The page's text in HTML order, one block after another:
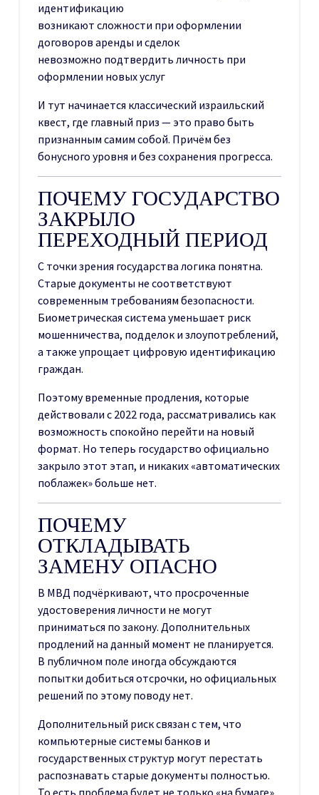
идентификацию
возникают сложности при оформлении
договоров аренды и сделок
невозможно подтвердить личность при
оформлении новых услуг
И тут начинается классический израильский
квест, где главный приз — это право быть
признанным самим собой. Причём без
бонусного уровня и без сохранения прогресса.
ПОЧЕМУ ГОСУДАРСТВО
ЗАКРЫЛО
ПЕРЕХОДНЫЙ ПЕРИОД
С точки зрения государства логика понятна.
Старые документы не соответствуют
современным требованиям безопасности.
Биометрическая система уменьшает риск
мошенничества, подделок и злоупотреблений,
а также упрощает цифровую идентификацию
граждан.
Поэтому временные продления, которые
действовали с 2022 года, рассматривались как
возможность спокойно перейти на новый
формат. Но теперь государство официально
закрыло этот этап, и никаких «автоматических
поблажек» больше нет.
ПОЧЕМУ
ОТКЛАДЫВАТЬ
ЗАМЕНУ ОПАСНО
В МВД подчёркивают, что просроченные
удостоверения личности не могут
приниматься по закону. Дополнительных
продлений на данный момент не планируется.
В публичном поле иногда обсуждаются
попытки добиться отсрочки, но официальных
решений по этому поводу нет.
Дополнительный риск связан с тем, что
компьютерные системы банков и
государственных структур могут перестать
распознавать старые документы полностью.